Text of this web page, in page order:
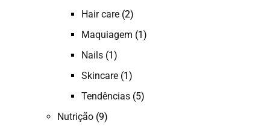
Hair care (2)
Maquiagem (1)
Nails (1)
Skincare (1)
Tendências (5)
Nutrição (9)